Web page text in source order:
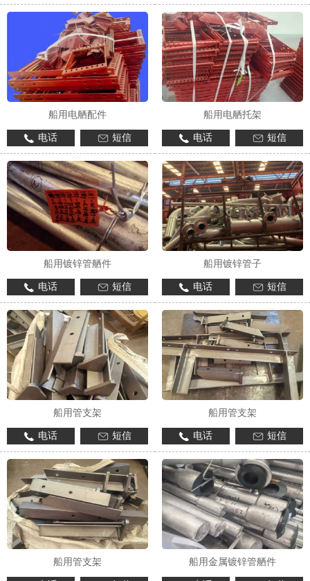
船用电舾配件
电话 短信
船用电舾托架
电话 短信
船用镀锌管舾件
电话 短信
船用镀锌管子
电话 短信
船用管支架
电话 短信
船用管支架
电话 短信
船用管支架 船用金属镀锌管舾件